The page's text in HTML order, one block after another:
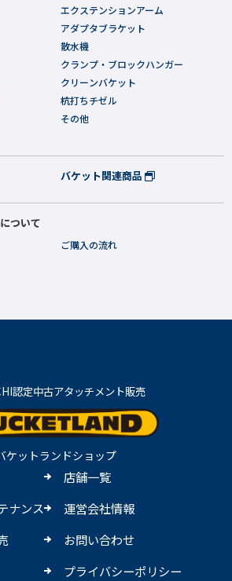
エクステンションアーム
アダプタブラケット
散水機
クランプ・ブロックハンガー
クリーンバケット
杭打ちチゼル
その他
バケット関連商品
ついて
ご購入の流れ
認定中古アタッチメント販売
ケットランドショップ
ナンス
店舗一覧
運営会社情報
お問い合わせ
プライバシーポリシー